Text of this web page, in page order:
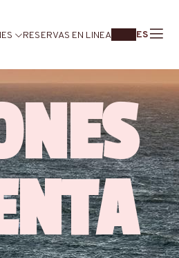
RESERVAS EN LINEA ES